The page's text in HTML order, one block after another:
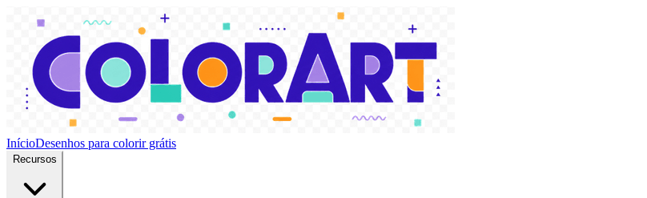
InícioDesenhos para colorir grátis
Recursos